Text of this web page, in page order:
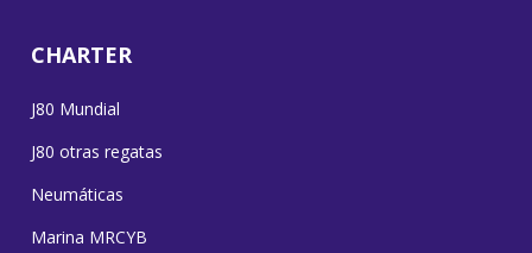
CHARTER
J80 Mundial
J80 otras regatas
Neumáticas
Marina MRCYB